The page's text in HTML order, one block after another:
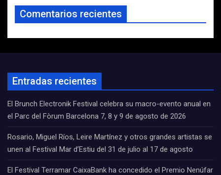
Comentarios recientes
Entradas recientes
El Brunch Electronik Festival celebra su macro-evento anual en
el Parc del Fòrum Barcelona 7, 8 y 9 de agosto de 2026
Rosario, Miguel Ríos, Leire Martínez y otros grandes artistas se
unen al Festival Mar d’Estiu del 31 de julio al 17 de agosto
El Festival Terramar CaixaBank ha concedido el Premio Nenúfar